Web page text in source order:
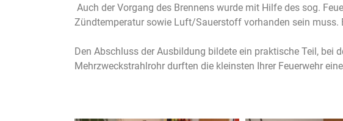
Auch der Vorgang des Brennens wurde mit Hilfe des sog.
Zündtemperatur sowie Luft/Sauerstoff vorhanden sein muss.
Den Abschluss der Ausbildung bildete ein praktische Teil, bei
Mehrzweckstrahlrohr durften die kleinsten Ihrer Feuerwehr